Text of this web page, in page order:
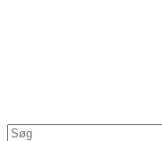
Search